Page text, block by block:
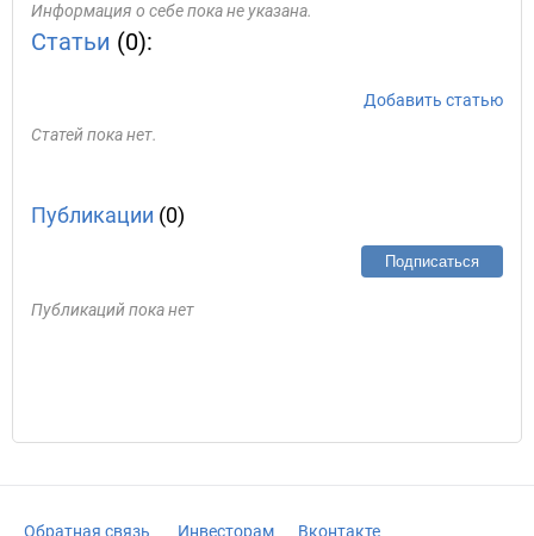
Информация о себе пока не указана.
Статьи (0):
Добавить статью
Статей пока нет.
Публикации (0)
Подписаться
Публикаций пока нет
Обратная связь Инвесторам Вконтакте